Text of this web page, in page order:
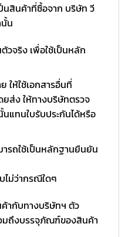
นสินค้าที่ซื้อจาก บริษัท วี
น
วจริง เพื่อใช้เป็นหลัก
ให้ใช้เอกสารอื่นที่
ยส่ง ให้ทางบริษัทตรวจ
นแทนใบรับประกันได้หรือ
รถใช้เป็นหลักฐานยืนยัน
ไม่ว่ากรณีใดๆ
ากับทางบริษัทฯ ตัว
ถึงบรรจุภัณฑ์ของสินค้า